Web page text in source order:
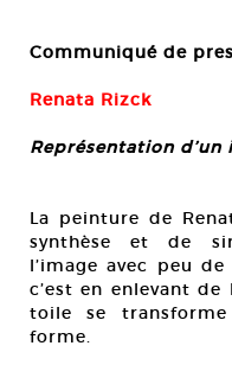
Communiqué de
Renata Rizck
Représentation d’un
La peinture de
synthèse et de
l’image avec peu
c’est en enlevant
toile se
forme.